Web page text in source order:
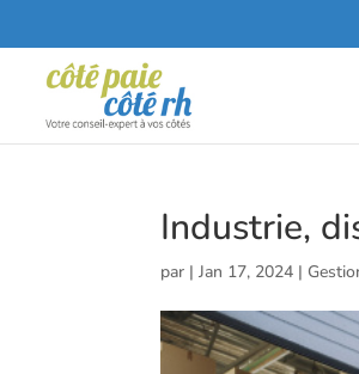
Industrie,
par |Jan 17, 2024 |